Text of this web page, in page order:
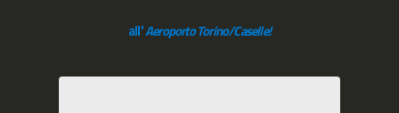
all'Aeroporto Torino/Caselle!